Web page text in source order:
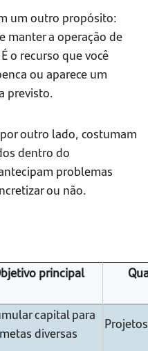
um outro propósito:
manter a operação de
o recurso que você
ou aparece um
previsto.
outro lado, costumam
dentro do
problemas
ou não.
principal
capital para
metas diversas